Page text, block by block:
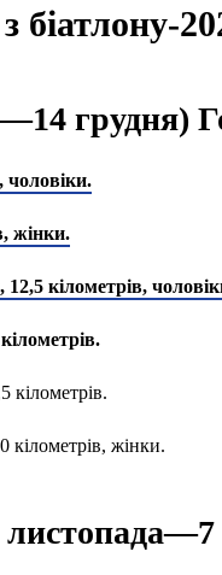
біатлону-
грудня)
чоловіки.
жінки.
кілометрів,
кілометрів.
кілометрів, жінки.